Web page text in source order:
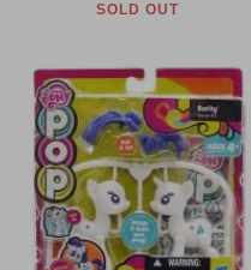
SOLD OUT